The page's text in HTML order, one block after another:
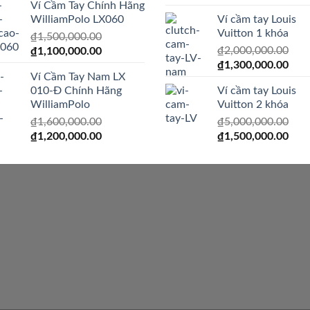
là:
₫1,600,000.00.
tại
là:
₫1,200,000.00.
Ví Cầm Tay Chính Hãng
WilliamPolo LX060
₫1,500,000.00
Giá
là:
₫1,500,000.00.
₫1,100,000.00Giá
tại
là:
₫1,100,000.00.
Ví Cầm Tay Nam LX
010-Đ Chính Hãng
WilliamPolo
₫1,600,000.00
Giá
là:
₫1,200,000.00Giá
tại
là:
₫2,500,000.00.
tại
Ví cầm tay Louis
Vuitton 1 khóa
₫2,000,000.00
Giá
là:
₫2,000,000.00.
₫1,300,000.00Giá
tại
Ví cầm tay Louis
Vuitton 2 khóa
₫5,000,000.00
Giá
là:
₫1,500,000.00Giá
tại